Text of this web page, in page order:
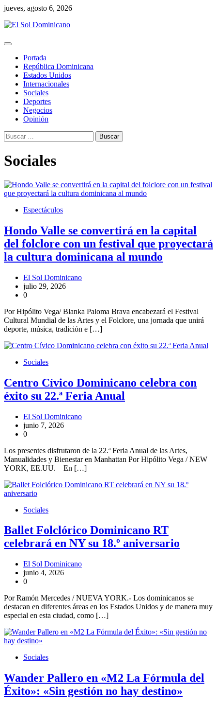
Skip
content
jueves, agosto 6, 2026
Portada
República Dominicana
Estados Unidos
Internacionales
Sociales
Deportes
Negocios
Opinión
Buscar:
Sociales
Espectáculos
Hondo Valle se convertirá en la capital
del folclore con un festival que proyectará
la cultura dominicana al mundo
El Sol Dominicano
julio 29, 2026
0
Por Hipólito Vega/ Blanka Paloma Brava encabezará el Festival
Cultural Mundial de las Artes y el Folclore, una jornada que unirá
deporte, música, tradición e […]
Sociales
Centro Cívico Dominicano celebra con
éxito su 22.ª Feria Anual
El Sol Dominicano
junio 7, 2026
0
Los presentes disfrutaron de la 22.ª Feria Anual de las Artes,
Manualidades y Bienestar en Manhattan Por Hipólito Vega / NEW
YORK, EE.UU. – En […]
Sociales
Ballet Folclórico Dominicano RT
celebrará en NY su 18.º aniversario
El Sol Dominicano
junio 4, 2026
0
Por Ramón Mercedes / NUEVA YORK.- Los dominicanos se
destacan en diferentes áreas en los Estados Unidos y de manera muy
especial en esta ciudad, como […]
Sociales
Wander Pallero en «M2 La Fórmula del
Éxito»: «Sin gestión no hay destino»